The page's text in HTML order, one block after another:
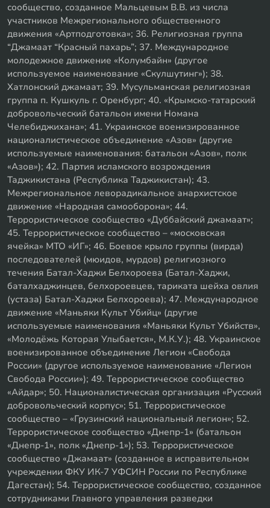
сообщество, созданное Мальцевым В.В. из числа
участников Межрегионального общественного
движения «Артподготовка»; 36. Религиозная группа
“Джамаат “Красный пахарь”; 37. Международное
молодежное движение «Колумбайн» (другое
используемое наименование «Скулшутинг»); 38.
Хатлонский джамаат; 39. Мусульманская религиозная
группа п. Кушкуль г. Оренбург; 40. «Крымско-татарский
добровольческий батальон имени Номана
Челебиджихана»; 41. Украинское военизированное
националистическое объединение «Азов» (другие
используемые наименования: батальон «Азов», полк
«Азов»); 42. Партия исламского возрождения
Таджикистана (Республика Таджикистан); 43.
Межрегиональное леворадикальное анархистское
движение «Народная самооборона»; 44.
Террористическое сообщество «Дуббайский джамаат»;
45. Террористическое сообщество – «московская
ячейка» МТО «ИГ»; 46. Боевое крыло группы (вирда)
последователей (мюидов, мурдов) религиозного
течения Батал-Хаджи Белхороева (Батал-Хаджи,
баталхаджинцев, белхороевцев, тариката шейха овлия
(устаза) Батал-Хаджи Белхороева); 47. Международное
движение «Маньяки Культ Убийц» (другие
используемые наименования «Маньяки Культ Убийств»,
«Молодёжь Которая Улыбается», М.К.У.); 48. Украинское
военизированное объединение Легион «Свобода
России» (другое используемое наименование «Легион
Свобода России»); 49. Террористическое сообщество
«Айдар»; 50. Националистическая организация «Русский
добровольческий корпус»; 51. Террористическое
сообщество – «Грузинский национальный легион»; 52.
Террористическое сообщество «Днепр-1» (батальон
«Днепр-1», полк «Днепр-1»); 53. Террористическое
сообщество «Джамаат» (созданное в исправительном
учреждении ФКУ ИК-7 УФСИН России по Республике
Дагестан); 54. Террористическое сообщество, созданное
сотрудниками Главного управления разведки